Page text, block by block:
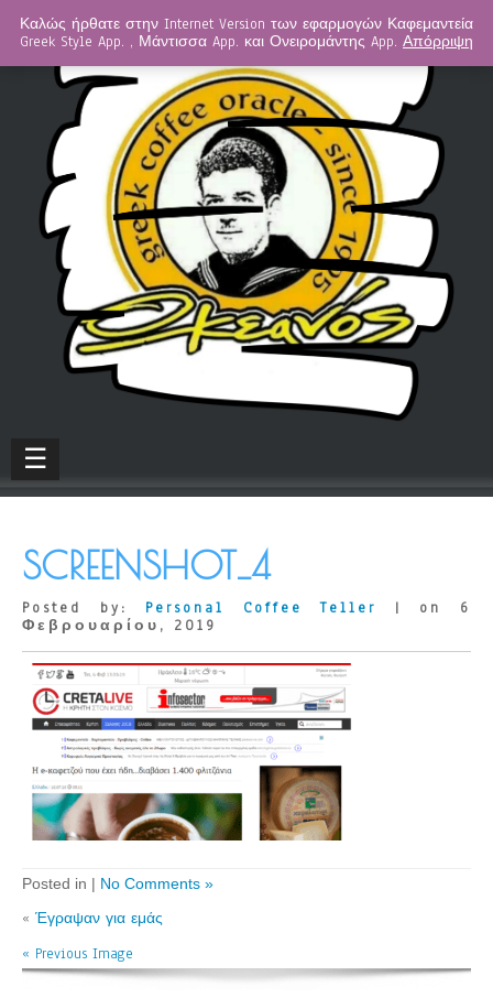
☰
SCREENSHOT_4
Posted by: Personal Coffee Teller
| on 6
Φεβρουαρίου, 2019
Posted in | No Comments »
« Έγραψαν για εμάς
« Previous Image
Καλώς ήρθατε στην Internet Version των εφαρμογών Καφεμαντεία
Greek Style App. , Μάντισσα App. και Ονειρομάντης App. Απόρριψη